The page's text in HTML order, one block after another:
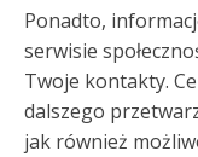
Ponadto,
serwisie
Twoje kontakty.
dalszego
jak również